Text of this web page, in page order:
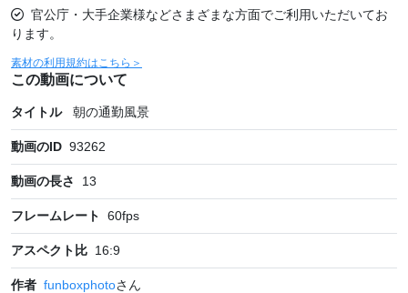
官公庁・大手企業様などさまざまな方面でご利用いただいてお
ります。
素材の利用規約はこちら＞
この動画について
タイトル 朝の通勤風景
動画のID 93262
動画の長さ 13
フレームレート 60fps
アスペクト比 16:9
作者 funboxphotoさん